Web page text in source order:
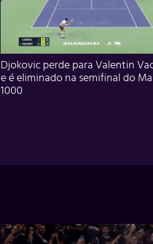
Djokovic perde para Valentin
e é eliminado na semifinal do
1000